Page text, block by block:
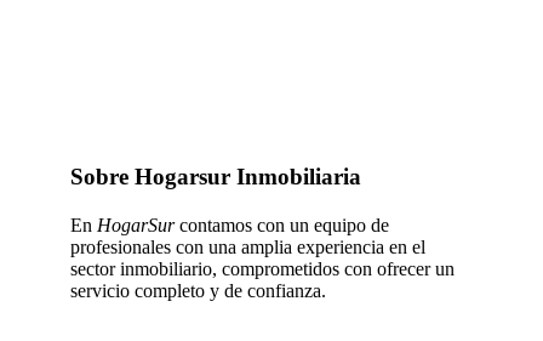
Sobre Hogarsur Inmobiliaria
En HogarSurcontamos con un equipo de
profesionales con una amplia experiencia en el
sector inmobiliario, comprometidos con ofrecer un
servicio completo y de confianza.